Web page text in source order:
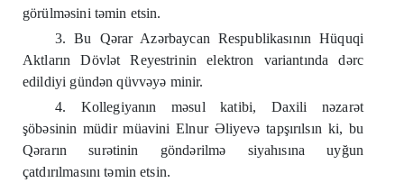
görülməsini təmin etsin.
3. Bu Qərar Azərbaycan Respublikasının Hüquqi
Aktların Dövlət Reyestrinin elektron variantında dərc
edildiyi gündən qüvvəyə minir.
4. Kollegiyanın məsul katibi, Daxili nəzarət
şöbəsinin müdir müavini Elnur Əliyevə tapşırılsın ki, bu
Qərarın surətinin göndərilmə siyahısına uyğun
çatdırılmasını təmin etsin.